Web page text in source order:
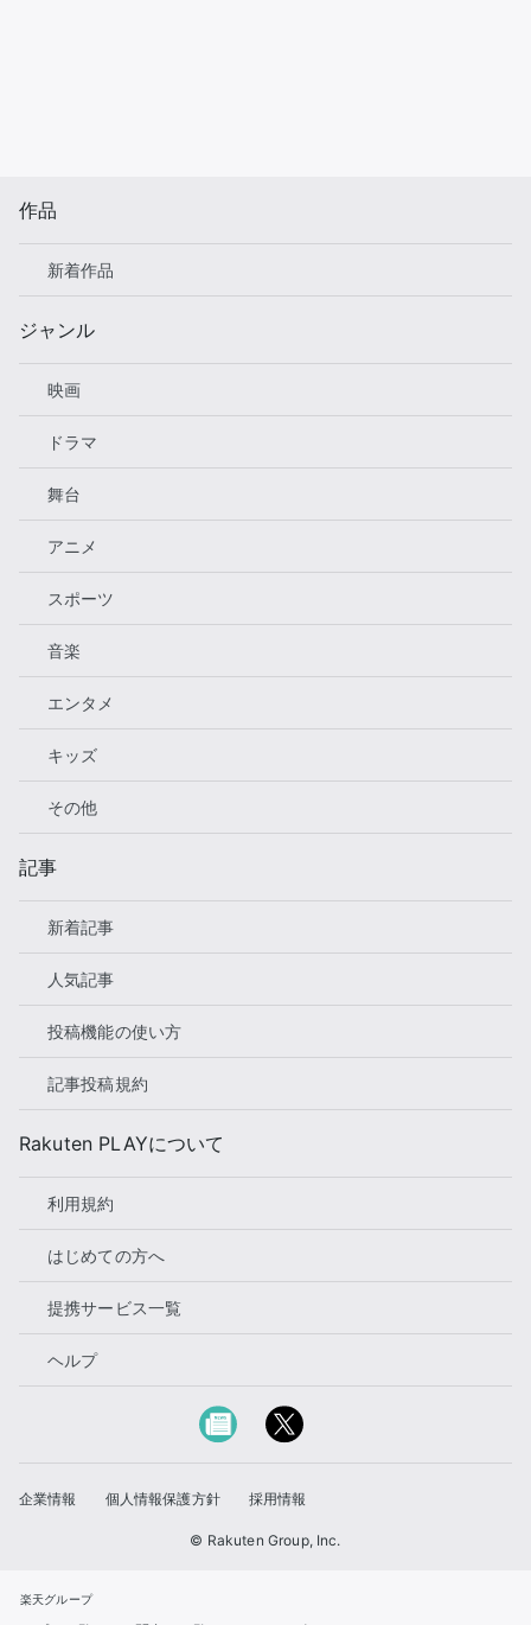
作品
新着作品
ジャンル
映画
ドラマ
舞台
アニメ
スポーツ
音楽
エンタメ
キッズ
その他
記事
新着記事
人気記事
投稿機能の使い方
記事投稿規約
Rakuten PLAYについて
利用規約
はじめての方へ
提携サービス一覧
ヘルプ
企業情報 個人情報保護方針 採用情報
© Rakuten Group, Inc.
楽天グループ